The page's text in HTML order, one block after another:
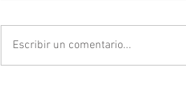
Escribir un comentario...